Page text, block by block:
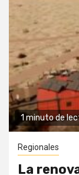
1 minuto de
Regionales
La